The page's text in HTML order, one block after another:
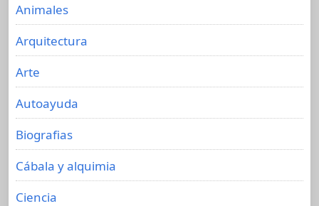
Animales
Arquitectura
Arte
Autoayuda
Biografias
Cábala y alquimia
Ciencia